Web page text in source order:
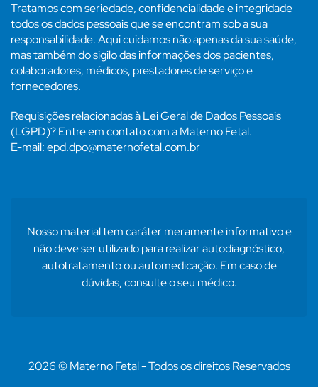
Tratamos com seriedade, confidencialidade e integridade
todos os dados pessoais que se encontram sob a sua
responsabilidade. Aqui cuidamos não apenas da sua saúde,
mas também do sigilo das informações dos pacientes,
colaboradores, médicos, prestadores de serviço e
fornecedores.
Requisições relacionadas à Lei Geral de Dados Pessoais
(LGPD)? Entre em contato com a Materno Fetal.
E-mail: epd.dpo@maternofetal.com.br
Nosso material tem caráter meramente informativo e
não deve ser utilizado para realizar autodiagnóstico,
autotratamento ou automedicação. Em caso de
dúvidas, consulte o seu médico.
2026 © Materno Fetal - Todos os direitos Reservados